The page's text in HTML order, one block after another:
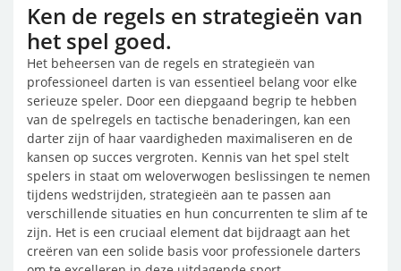
Ken de regels en strategieën van
het spel goed.
Het beheersen van de regels en strategieën van
professioneel darten is van essentieel belang voor elke
serieuze speler. Door een diepgaand begrip te hebben
van de spelregels en tactische benaderingen, kan een
darter zijn of haar vaardigheden maximaliseren en de
kansen op succes vergroten. Kennis van het spel stelt
spelers in staat om weloverwogen beslissingen te nemen
tijdens wedstrijden, strategieën aan te passen aan
verschillende situaties en hun concurrenten te slim af te
zijn. Het is een cruciaal element dat bijdraagt aan het
creëren van een solide basis voor professionele darters